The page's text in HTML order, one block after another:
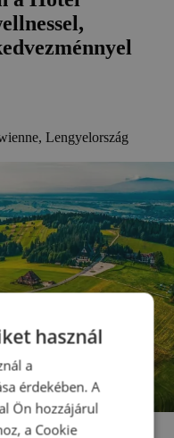
Lengyelország
használ
a
érdekében. A
Ön hozzájárul
a Cookie